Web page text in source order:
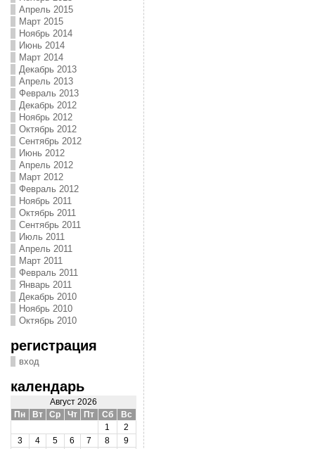
Апрель 2015
Март 2015
Ноябрь 2014
Июнь 2014
Март 2014
Декабрь 2013
Апрель 2013
Февраль 2013
Декабрь 2012
Ноябрь 2012
Октябрь 2012
Сентябрь 2012
Июнь 2012
Апрель 2012
Март 2012
Февраль 2012
Ноябрь 2011
Октябрь 2011
Сентябрь 2011
Июль 2011
Апрель 2011
Март 2011
Февраль 2011
Январь 2011
Декабрь 2010
Ноябрь 2010
Октябрь 2010
регистрация
вход
календарь
Август 2026
Пн
Вт Ср Чт Пт Сб
Вс
1
2
3
4 5 6 7 8
9